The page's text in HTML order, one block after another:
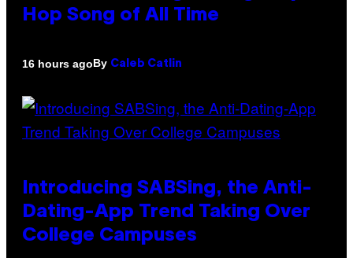
Hop Song of All Time
16 hours agoBy Caleb Catlin
Introducing SABSing, the Anti-
Dating-App Trend Taking Over
College Campuses